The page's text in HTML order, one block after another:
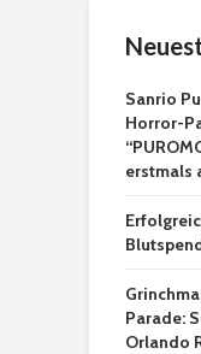
Sanrio
Horror-
erstmals
Parade:
Orlando